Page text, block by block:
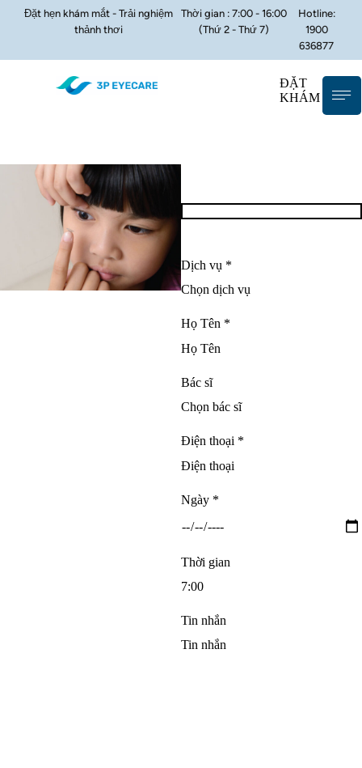
Đặt hẹn khám mắt - Trải nghiệm
thảnh thơi
Thời gian : 7:00 - 16:00
(Thứ 2 - Thứ 7)
Hotline:
1900
636877
ĐẶT
KHÁM
Dịch vụ *
Họ Tên *
Bác sĩ
Điện thoại *
Ngày *
Thời gian
Tin nhắn